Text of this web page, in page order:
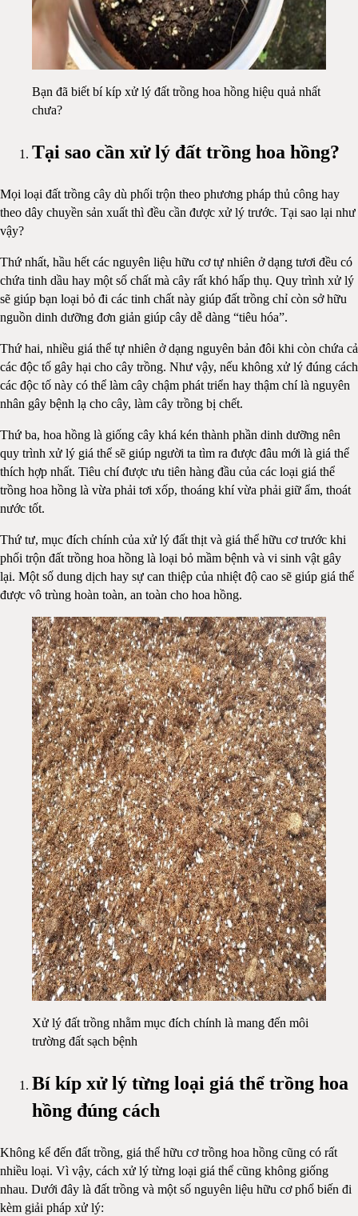
Bạn đã biết bí kíp xử lý đất trồng hoa hồng hiệu quả nhất
chưa?
Tại sao cần xử lý đất trồng hoa hồng?
Mọi loại đất trồng cây dù phối trộn theo phương pháp thủ công hay
theo dây chuyền sản xuất thì đều cần được xử lý trước. Tại sao lại như
vậy?
Thứ nhất, hầu hết các nguyên liệu hữu cơ tự nhiên ở dạng tươi đều có
chứa tinh dầu hay một số chất mà cây rất khó hấp thụ. Quy trình xử lý
sẽ giúp bạn loại bỏ đi các tinh chất này giúp đất trồng chỉ còn sở hữu
nguồn dinh dưỡng đơn giản giúp cây dễ dàng “tiêu hóa”.
Thứ hai, nhiều giá thể tự nhiên ở dạng nguyên bản đôi khi còn chứa cả
các độc tố gây hại cho cây trồng. Như vậy, nếu không xử lý đúng cách
các độc tố này có thể làm cây chậm phát triển hay thậm chí là nguyên
nhân gây bệnh lạ cho cây, làm cây trồng bị chết.
Thứ ba, hoa hồng là giống cây khá kén thành phần dinh dưỡng nên
quy trình xử lý giá thể sẽ giúp người ta tìm ra được đâu mới là giá thể
thích hợp nhất. Tiêu chí được ưu tiên hàng đầu của các loại giá thể
trồng hoa hồng là vừa phải tơi xốp, thoáng khí vừa phải giữ ẩm, thoát
nước tốt.
Thứ tư, mục đích chính của xử lý đất thịt và giá thể hữu cơ trước khi
phối trộn đất trồng hoa hồng là loại bỏ mầm bệnh và vi sinh vật gây
lại. Một số dung dịch hay sự can thiệp của nhiệt độ cao sẽ giúp giá thể
được vô trùng hoàn toàn, an toàn cho hoa hồng.
Xử lý đất trồng nhằm mục đích chính là mang đến môi
trường đất sạch bệnh
Bí kíp xử lý từng loại giá thể trồng hoa
hồng đúng cách
Không kể đến đất trồng, giá thể hữu cơ trồng hoa hồng cũng có rất
nhiều loại. Vì vậy, cách xử lý từng loại giá thể cũng không giống
nhau. Dưới đây là đất trồng và một số nguyên liệu hữu cơ phổ biến đi
kèm giải pháp xử lý: